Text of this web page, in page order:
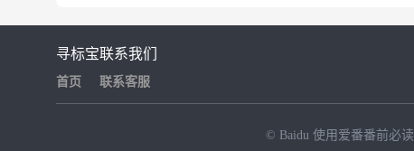
寻标宝
首页
联系我们
联系客服
© Baidu 使用爱番番前必读